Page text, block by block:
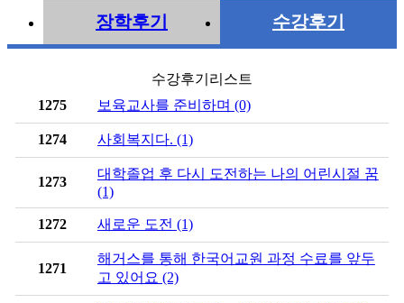
장학후기 수강후기
수강후기리스트
1275
보육교사를 준비하며 (0)
1274 사회복지다. (1)
1273
대학졸업 후 다시 도전하는 나의 어린시절 꿈
(1)
1272 새로운 도전 (1)
1271
해거스를 통해 한국어교원 과정 수료를 앞두
고 있어요 (2)